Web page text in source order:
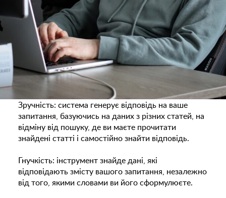
Зручність: система генерує відповідь на ваше
запитання, базуючись на даних з різних статей, на
відміну від пошуку, де ви маєте прочитати
знайдені статті і самостійно знайти відповідь.
Гнучкість: інструмент знайде дані, які
відповідають змісту вашого запитання, незалежно
від того, якими словами ви його сформулюєте.